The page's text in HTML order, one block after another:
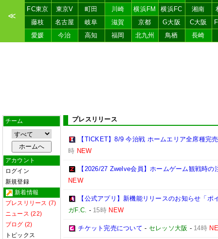
≪
FC東京
東京V 町田 川崎 横浜FM 横浜FC 湘南
藤枝
名古屋 岐阜 滋賀 京都 G大阪 C大阪
愛媛
今治 高知 福岡 北九州 鳥栖 長崎
チーム
アカウント
ログイン
新規登録
新着情報
プレスリリース (7)
ニュース (22)
ブログ (2)
トピックス
プレスリリース
【TICKET】8/9 今治戦 ホームエリア全席種完
時 NEW
【2026/27 Zwelve会員】ホームゲーム観戦時の
NEW
【公式アプリ】新機能リリースのお知らせ「
ガF.C. - 15時 NEW
チケット完売について - セレッソ大阪 - 14時